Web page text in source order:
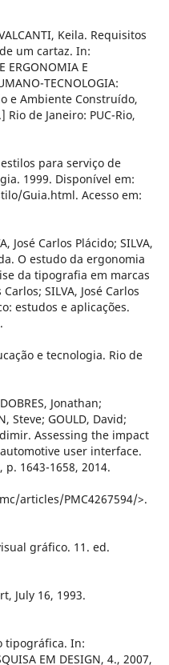
Keila. Requisitos
um cartaz. In:
ERGONOMIA E
TECNOLOGIA:
e Ambiente Construído,
Rio de Janeiro: PUC-Rio,
estilos para serviço de
1999. Disponível em:
Guia.html. Acesso em:
José Carlos Plácido; SILVA,
O estudo da ergonomia
da tipografia em marcas
SILVA, José Carlos
estudos e aplicações.
e tecnologia. Rio de
Jonathan;
Steve; GOULD, David;
Assessing the impact
user interface.
p. 1643-1658, 2014.
articles/PMC4267594/>.
gráfico. 11. ed.
July 16, 1993.
tipográfica. In:
EM DESIGN, 4., 2007,